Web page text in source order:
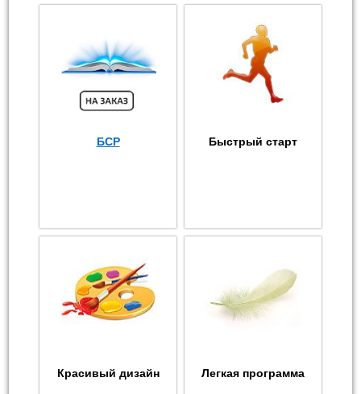
БСР Быстрый старт
Красивый дизайн Легкая программа